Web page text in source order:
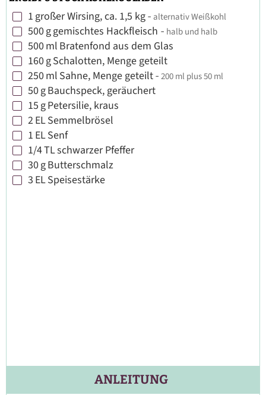
▢
1großer Wirsing, ca. 1,5 kg - alternativ Weißkohl
▢
500ggemischtes Hackfleisch - halb und halb
▢
500ml Bratenfond aus dem Glas
▢
160gSchalotten, Menge geteilt
▢
250ml Sahne, Menge geteilt - 200 ml plus 50 ml
▢
50gBauchspeck, geräuchert
▢
15gPetersilie, kraus
▢
2ELSemmelbrösel
▢
1 ELSenf
▢
1/4TLschwarzer Pfeffer
▢
30gButterschmalz
▢
3 ELSpeisestärke
ANLEITUNG